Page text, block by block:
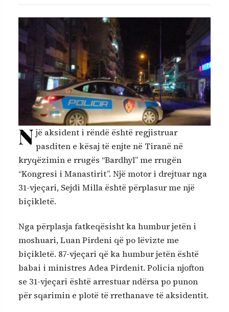
N jë aksident i rëndë është regjistruar
pasditen e kësaj të enjte në Tiranë në
kryqëzimin e rrugës “Bardhyl” me rrugën
“Kongresi i Manastirit”. Një motor i drejtuar nga
31-vjeçari, Sejdi Milla është përplasur me një
biçikletë.
Nga përplasja fatkeqësisht ka humbur jetën i
moshuari, Luan Pirdeni që po lëvizte me
biçikletë. 87-vjeçari që ka humbur jetën është
babai i ministres Adea Pirdenit. Policia njofton
se 31-vjeçari është arrestuar ndërsa po punon
për sqarimin e plotë të rrethanave të aksidentit.